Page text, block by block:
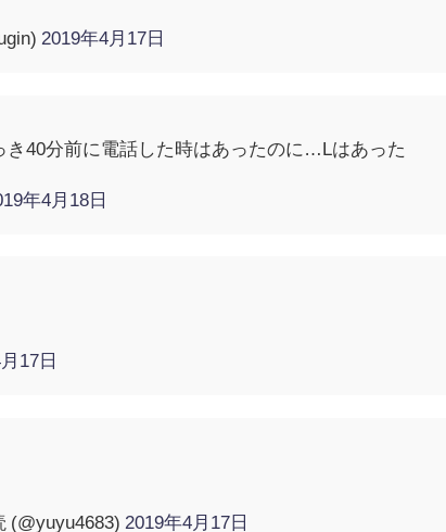
2019年4月17日
40分前に電話した時はあったのに…Lはあった
年4月18日
17日
(@yuyu4683) 2019年4月17日